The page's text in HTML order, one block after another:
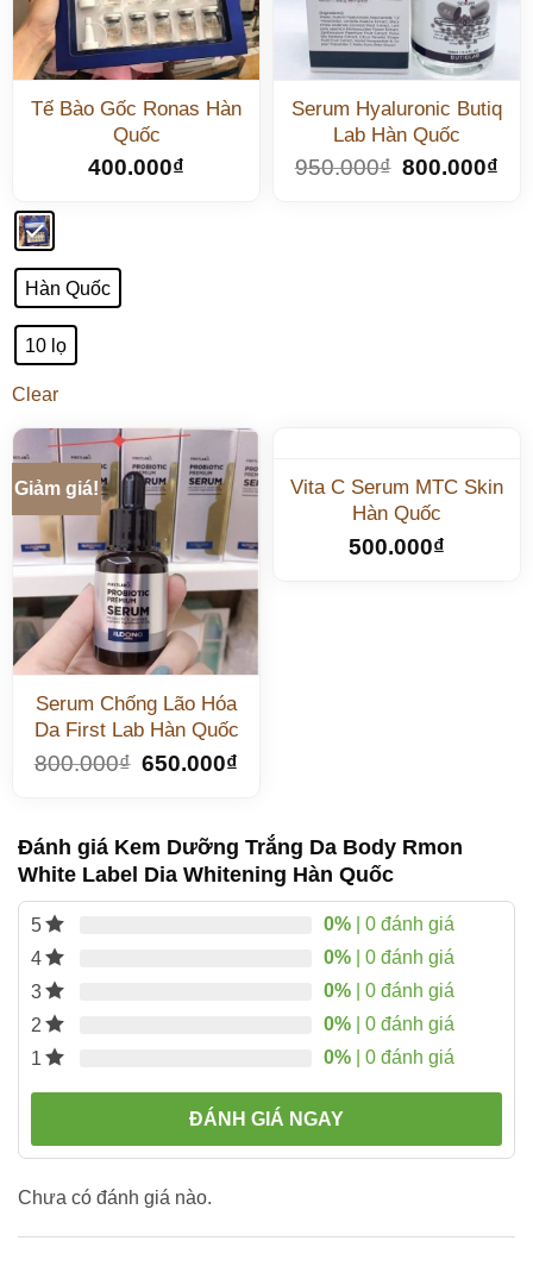
Tế Bào Gốc Ronas Hàn
Quốc
400.000₫
Hàn Quốc
10 lọ
Clear
Serum Hyaluronic Butiq
Lab Hàn Quốc
950.000₫ 800.000₫
Giảm giá!
Serum Chống Lão Hóa
Da First Lab Hàn Quốc
800.000₫ 650.000₫
Vita C Serum MTC Skin
Hàn Quốc
500.000₫
Đánh giá Kem Dưỡng Trắng Da Body Rmon
White Label Dia Whitening Hàn Quốc
5 0% | 0 đánh giá
4
0% | 0 đánh giá
3
0% | 0 đánh giá
2
0% | 0 đánh giá
1
0% | 0 đánh giá
ĐÁNH GIÁ NGAY
Chưa có đánh giá nào.